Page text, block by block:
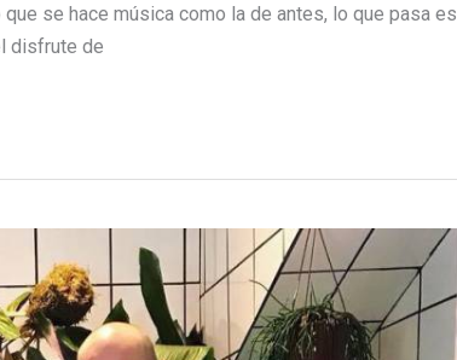
que se hace música como la de antes, lo que pasa es
disfrute de